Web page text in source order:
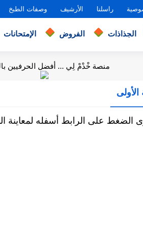
راسلنا الأرشيف وصفات الطبخ
الجذاذات الفروض الإمتحانات
منصة خْدْمْ لِي ... أفضل الحرفيين
على الرابط أسفله لمعاينة